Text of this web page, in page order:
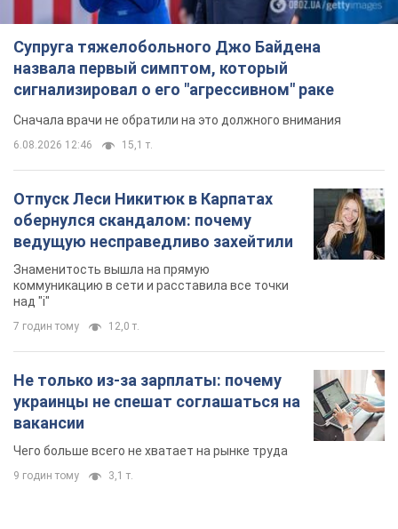
Супруга тяжелобольного Джо Байдена
назвала первый симптом, который
сигнализировал о его "агрессивном" раке
Сначала врачи не обратили на это должного внимания
6.08.2026 12:46 15,1 т.
Отпуск Леси Никитюк в Карпатах
обернулся скандалом: почему
ведущую несправедливо захейтили
Знаменитость вышла на прямую
коммуникацию в сети и расставила все точки
над "i"
7 годин тому 12,0 т.
Не только из-за зарплаты: почему
украинцы не спешат соглашаться на
вакансии
Чего больше всего не хватает на рынке труда
9 годин тому 3,1 т.